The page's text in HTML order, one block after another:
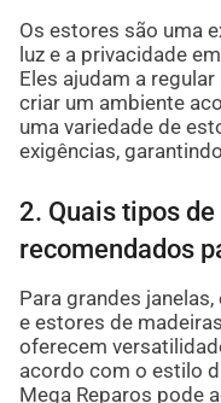
Os estores são uma
luz e a privacidade
Eles ajudam a
criar um ambiente
uma variedade de
exigências,
2. Quais tipos
recomendados
Para grandes
e estores de
oferecem
acordo com o estilo
Mega Reparos pode